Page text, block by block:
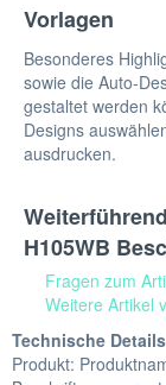
Vorlagen
Besonderes
sowie die Auto-
gestaltet werden
Designs
ausdrucken.
H105WB
Fragen zum
Weitere Artikel
Technische Details
Produkt: